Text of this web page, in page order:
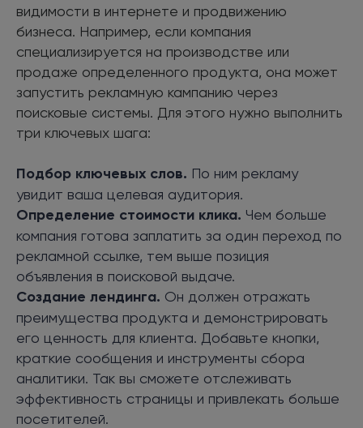
видимости в интернете и продвижению
бизнеса. Например, если компания
специализируется на производстве или
продаже определенного продукта, она может
запустить рекламную кампанию через
поисковые системы. Для этого нужно выполнить
три ключевых шага:
Подбор ключевых слов. По ним рекламу
увидит ваша целевая аудитория.
Определение стоимости клика. Чем больше
компания готова заплатить за один переход по
рекламной ссылке, тем выше позиция
объявления в поисковой выдаче.
Создание лендинга. Он должен отражать
преимущества продукта и демонстрировать
его ценность для клиента. Добавьте кнопки,
краткие сообщения и инструменты сбора
аналитики. Так вы сможете отслеживать
эффективность страницы и привлекать больше
посетителей.